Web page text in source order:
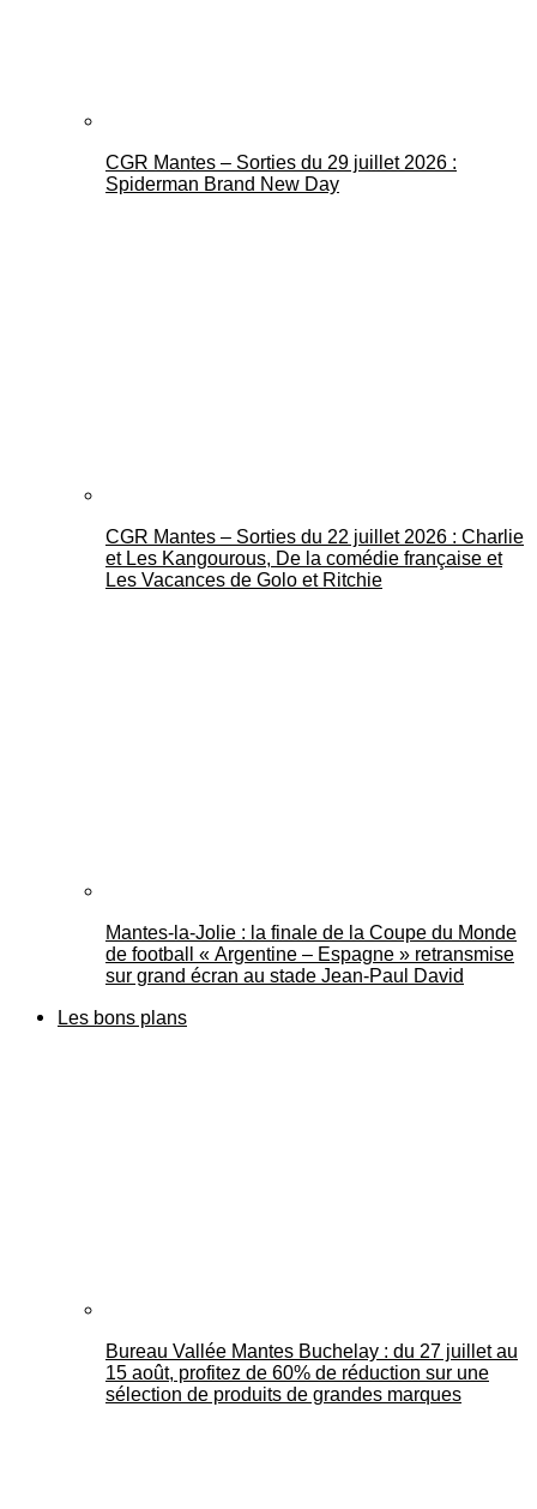
CGR Mantes – Sorties du 29 juillet 2026 :
Spiderman Brand New Day
CGR Mantes – Sorties du 22 juillet 2026 : Charlie
et Les Kangourous, De la comédie française et
Les Vacances de Golo et Ritchie
Mantes-la-Jolie : la finale de la Coupe du Monde
de football « Argentine – Espagne » retransmise
sur grand écran au stade Jean-Paul David
Les bons plans
Bureau Vallée Mantes Buchelay : du 27 juillet au
15 août, profitez de 60% de réduction sur une
sélection de produits de grandes marques